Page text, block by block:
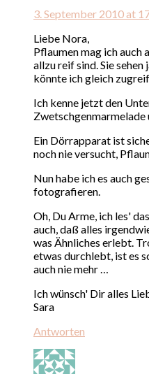
3. September 2010 at
Liebe Nora,
Pflaumen mag ich auch
allzu reif sind. Sie sehen
könnte ich gleich
Ich kenne jetzt den
Zwetschgenmarmelade
Ein Dörrapparat ist
noch nie versucht,
Nun habe ich es auch
fotografieren.
Oh, Du Arme, ich les'
auch, daß alles
was Ähnliches erlebt.
etwas durchlebt, ist es
auch nie mehr …
Ich wünsch' Dir alles
Sara
Antworten